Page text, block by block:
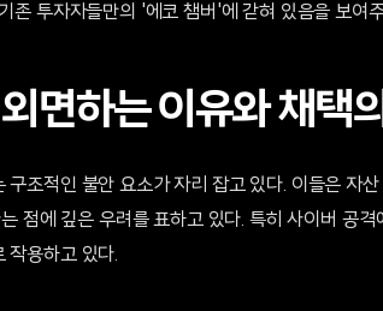
존 투자자들만의 '에코 챔버'에 갇혀 있음을 보여
면하는 이유와 채택
조적인 불안 요소가 자리 잡고 있다. 이들은 자
점에 깊은 우려를 표하고 있다. 특히 사이버 공
작용하고 있다.